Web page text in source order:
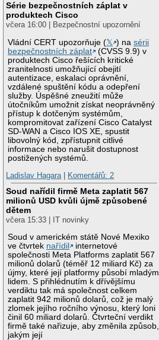
Série bezpečnostních záplat v
produktech Cisco
včera 16:00 | Bezpečnostní upozornění
Vládní CERT upozorňuje (𝕏 ) nasérii
bezpečnostních záplat
(CVSS 9.9) v
produktech Cisco řešících kritické
zranitelnosti umožňující obejití
autentizace, eskalaci oprávnění,
vzdálené spuštění kódu a odepření
služby. Úspěšné zneužití může
útočníkům umožnit získat neoprávněný
přístup k dotčeným systémům,
kompromitovat zařízení Cisco Catalyst
SD-WAN a Cisco IOS XE, spustit
libovolný kód, zpřístupnit citlivé
informace nebo narušit dostupnost
postižených systémů.
Ladislav Hagara| Komentářů: 2
Soud nařídil firmě Meta zaplatit 567
milionů USD kvůli újmě způsobené
dětem
včera 15:33 | IT novinky
Soud v americkém státě Nové Mexiko
ve čtvrtek nařídil
internetové
společnosti Meta Platforms zaplatit 567
milionů dolarů (téměř 12 miliard Kč) za
újmy, které její platformy působí mladým
lidem. S přihlédnutím k dřívějšímu
verdiktu tak má společnost celkem
zaplatit 942 milionů dolarů, což je malý
zlomek jejího ročního výnosu, který loni
činil 60 miliard dolarů. Čtvrteční verdikt
firmě také nařizuje, aby změnila způsob,
jakým její